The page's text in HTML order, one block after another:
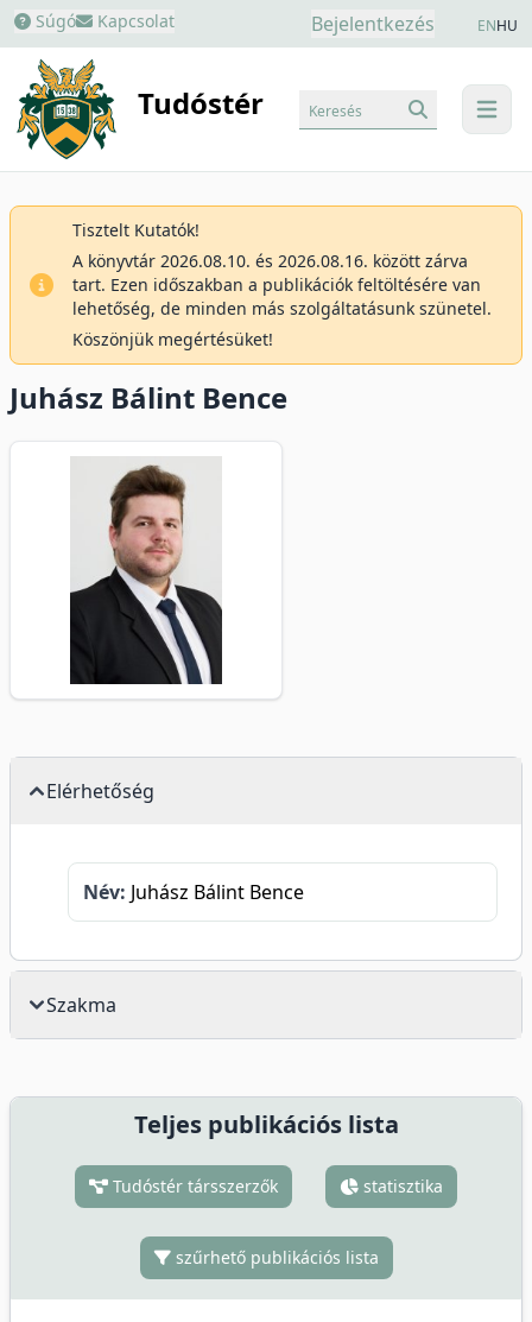
Súgó Kapcsolat Bejelentkezés ENHU
Tudóstér menu
Keresés
Tisztelt Kutatók!
A könyvtár 2026.08.10. és 2026.08.16. között zárva
tart. Ezen időszakban a publikációk feltöltésére van
lehetőség, de minden más szolgáltatásunk szünetel.
Köszönjük megértésüket!
Juhász Bálint Bence
Elérhetőség
Név: Juhász Bálint Bence
Szakma
Teljes publikációs lista
Tudóstér társszerzők statisztika
szűrhető publikációs lista